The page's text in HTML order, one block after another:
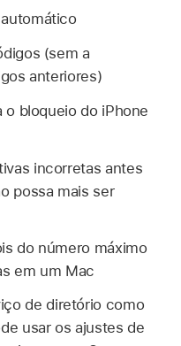
(sem a
anteriores)
o bloqueio do iPhone
incorretas antes
possa mais ser
do número máximo
em um Mac
de diretório como
usar os ajustes de